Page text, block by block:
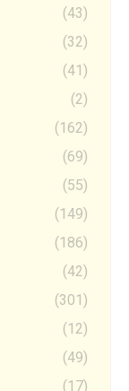
(43)
(32)
(41)
(2)
(162)
(69)
(55)
(149)
(186)
(42)
(301)
(12)
(49)
(17)